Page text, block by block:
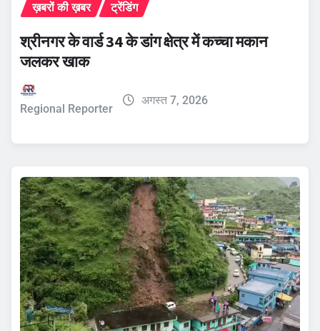
ख़बरों की ख़बर ट्रेंडिंग
श्रीनगर के वार्ड 34 के डांग क्षेत्र में कच्चा मकान
जलकर खाक
Regional Reporter
अगस्त 7, 2026